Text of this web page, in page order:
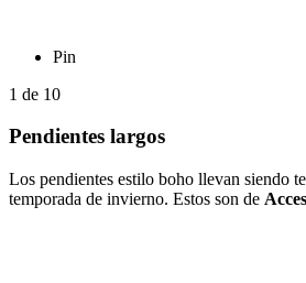
Pin
1 de 10
Pendientes largos
Los pendientes estilo boho llevan siendo
temporada de invierno. Estos son de